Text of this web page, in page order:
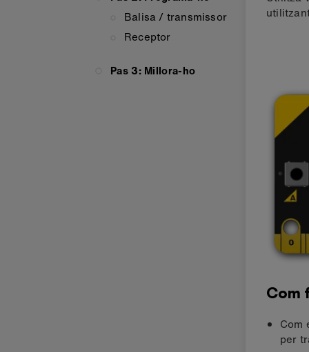
Balisa / transmissor
Receptor
Pas 3: Millora-ho
Com
Com
per